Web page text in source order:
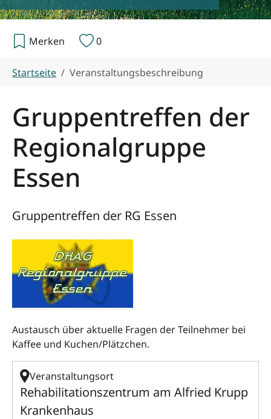
Merken
0
Startseite Veranstaltungsbeschreibung
Gruppentreffen der
Regionalgruppe
Essen
Gruppentreffen der RG Essen
Austausch über aktuelle Fragen der Teilnehmer bei
Kaffee und Kuchen/Plätzchen.
Veranstaltungsort
Rehabilitationszentrum am Alfried Krupp
Krankenhaus